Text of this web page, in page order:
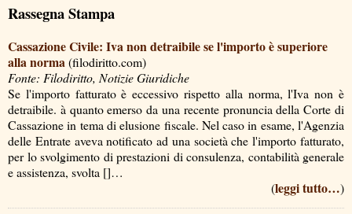
Rassegna Stampa
Cassazione Civile: Iva non detraibile se l'importo è superiore
alla norma(filodiritto.com)
Fonte: Filodiritto, Notizie Giuridiche
Se l'importo fatturato è eccessivo rispetto alla norma, l'Iva non è
detraibile. à quanto emerso da una recente pronuncia della Corte di
Cassazione in tema di elusione fiscale. Nel caso in esame, l'Agenzia
delle Entrate aveva notificato ad una società che l'importo fatturato,
per lo svolgimento di prestazioni di consulenza, contabilità generale
e assistenza, svolta []…
(leggi tutto…)